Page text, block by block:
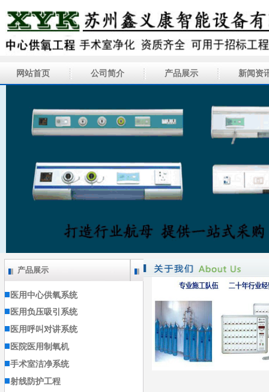
网站首页 公司简介 产品展示 新闻资
产品展示
医用中心供氧系统
医用负压吸引系统
医用呼叫对讲系统
医院医用制氧机
手术室洁净系统
射线防护工程